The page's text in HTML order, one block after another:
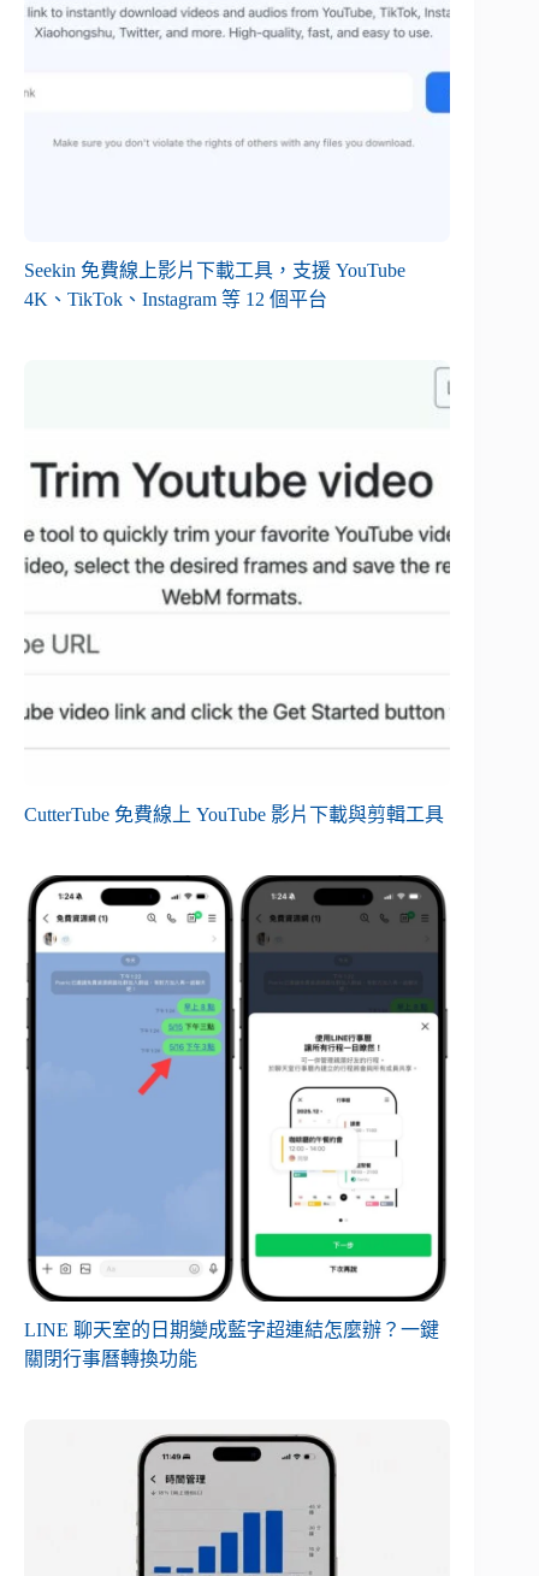
Seekin 免費線上影片下載工具，支援 YouTube
4K、TikTok、Instagram 等 12 個平台
CutterTube 免費線上 YouTube 影片下載與剪輯工具
LINE 聊天室的日期變成藍字超連結怎麼辦？一鍵
關閉行事曆轉換功能